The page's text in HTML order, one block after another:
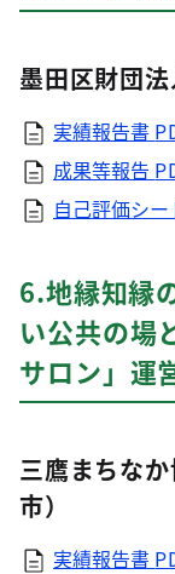
墨田区財団法
実績報告書
成果等報告
自己評価シー
6.地縁知縁
い公共の場
サロン」運
三鷹まちな
市）
実績報告書